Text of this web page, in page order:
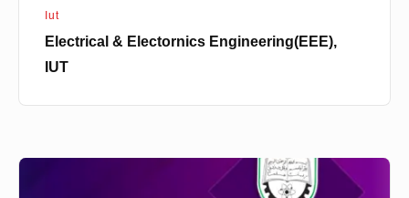
Iut
Electrical & Electornics Engineering(EEE),
IUT
Business